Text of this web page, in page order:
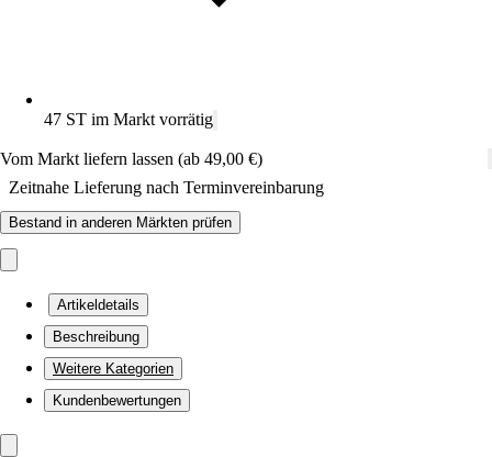
47 ST im Markt vorrätig
Vom Markt liefern lassen (ab 49,00 €)
Zeitnahe Lieferung nach Terminvereinbarung
Bestand in anderen Märkten prüfen
Artikeldetails
Beschreibung
Weitere Kategorien
Kundenbewertungen